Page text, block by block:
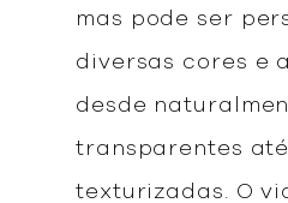
mas pode ser
diversas cores e
desde
transparentes
texturizadas. O